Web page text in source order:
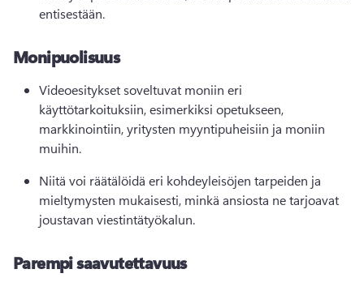
entisestään.
Monipuolisuus
Videoesitykset soveltuvat moniin eri
käyttötarkoituksiin, esimerkiksi opetukseen,
markkinointiin, yritysten myyntipuheisiin ja moniin
muihin.
Niitä voi räätälöidä eri kohdeyleisöjen tarpeiden ja
mieltymysten mukaisesti, minkä ansiosta ne tarjoavat
joustavan viestintätyökalun.
Parempi saavutettavuus